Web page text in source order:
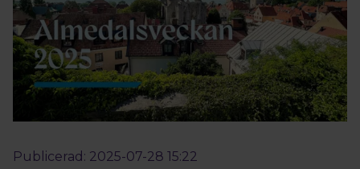
Publicerad: 2025-07-28 15:22